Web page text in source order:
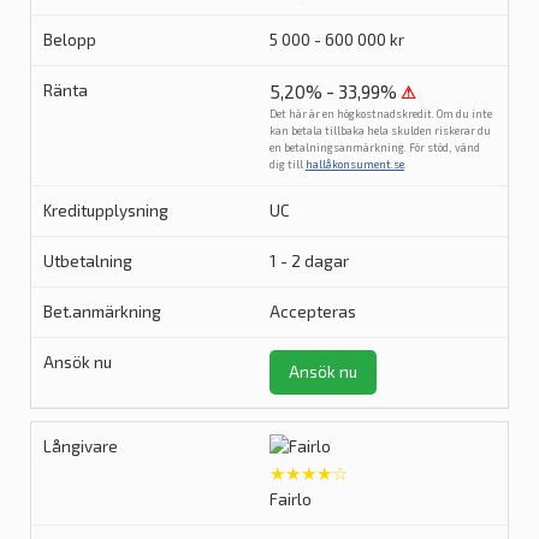
5 000 - 600 000 kr
5,20% - 33,99% ⚠
Det här är en högkostnadskredit. Om du inte
kan betala tillbaka hela skulden riskerar du
en betalningsanmärkning. För stöd, vänd
dig till hallåkonsument.se
UC
1 - 2 dagar
Accepteras
Ansök nu
★★★★☆
Fairlo